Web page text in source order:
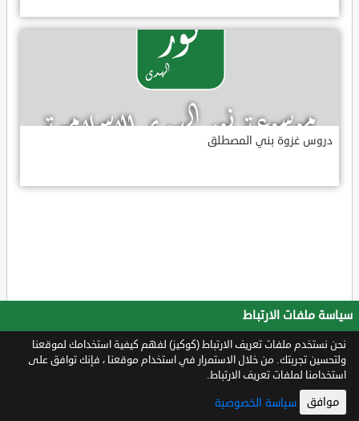
دروس غزوة بني المصطلق
سياسة ملفات الارتباط
نحن نستخدم ملفات تعريف الارتباط (كوكيز) لفهم كيفية استخدامك لموقعنا
ولتحسين تجربتك. من خلال الاستمرار في استخدام موقعنا ، فإنك توافق على
استخدامنا لملفات تعريف الارتباط.
موافق سياسة الخصوصية